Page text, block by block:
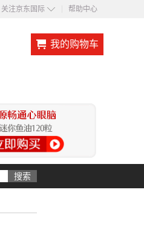
关注京东国际 ◇ 帮助中心
我的购物车